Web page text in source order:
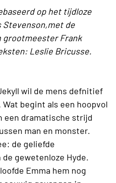
op het tijdloze
Stevenson,met de
grootmeester Frank
Leslie Bricusse.
wil de mens defnitief
begint als een hoopvol
een dramatische strijd
man en monster.
de geliefde
gewetenloze Hyde.
Emma hem nog